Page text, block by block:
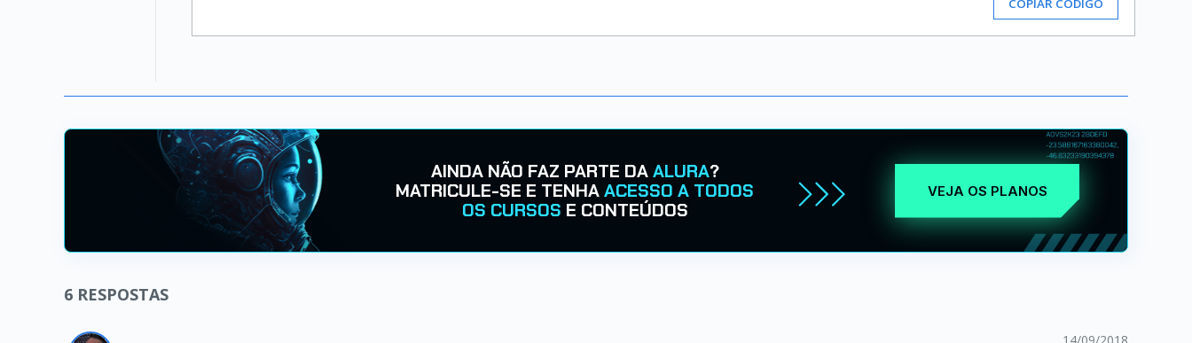
COPIAR CÓDIGO
AINDA NÃO FAZ PARTE DAALURA?
MATRICULE-SE E TENHAACESSO A TODOS
OS CURSOS E CONTEÚDOS
VEJA OS PLANOS
6 RESPOSTAS